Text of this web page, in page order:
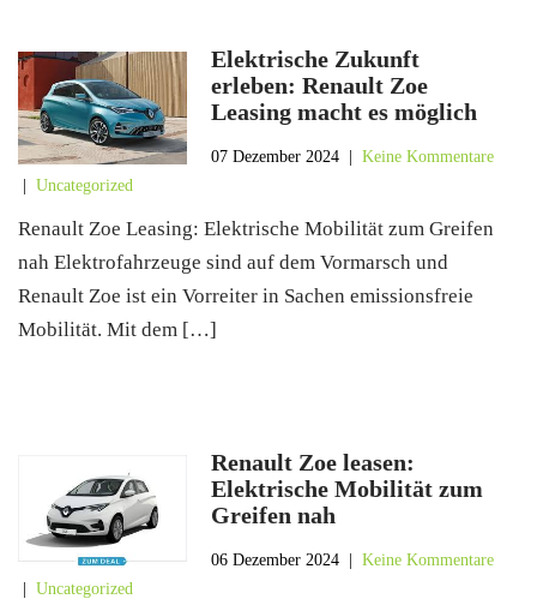
Elektrische Zukunft
erleben: Renault Zoe
Leasing macht es möglich
07 Dezember 2024 |Keine Kommentare
Uncategorized
Renault Zoe Leasing: Elektrische Mobilität zum Greifen
nah Elektrofahrzeuge sind auf dem Vormarsch und
Renault Zoe ist ein Vorreiter in Sachen emissionsfreie
Mobilität. Mit dem […]
Renault Zoe leasen:
Elektrische Mobilität zum
Greifen nah
06 Dezember 2024 |Keine Kommentare
Uncategorized